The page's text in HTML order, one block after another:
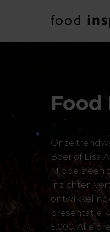
Onze
Boer of Lisa
Middels een
inzichten
presentatie
5.000. Alle